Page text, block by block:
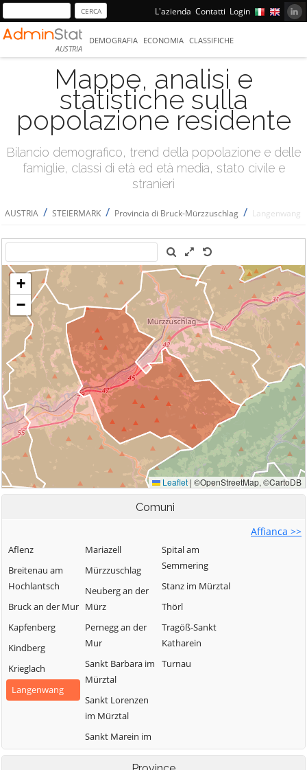
L'azienda Contatti Login
AUSTRIA
DEMOGRAFIA ECONOMIA CLASSIFICHE
Mappe, analisi e
statistiche sulla
popolazione residente
Bilancio demografico, trend della popolazione e delle
famiglie, classi di età ed età media, stato civile e
stranieri
AUSTRIA / STEIERMARK / Provincia di Bruck-Mürzzuschlag / Langenwang
Comuni
Affianca >>
Aflenz
Breitenau am
Hochlantsch
Bruck an der Mur
Kapfenberg
Kindberg
Krieglach
Langenwang
Mariazell
Mürzzuschlag
Neuberg an der
Mürz
Pernegg an der
Mur
Sankt Barbara im
Mürztal
Sankt Lorenzen
im Mürztal
Sankt Marein im
Mürztal
Spital am
Semmering
Stanz im Mürztal
Thörl
Tragöß-Sankt
Katharein
Turnau